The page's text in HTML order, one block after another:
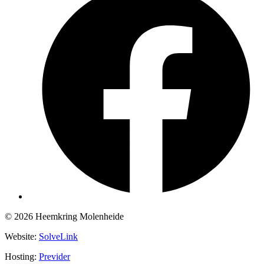
© 2026 Heemkring Molenheide
Website: SolveLink
Hosting: Previder